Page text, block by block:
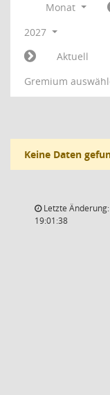
Monat
2027
Aktuell
Gremium
Keine Daten
Letzte
19:01:38